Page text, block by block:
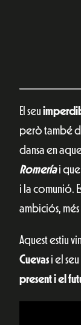
El seu
però també
dansa en
Romeríai que
i la comunió.
ambiciós,
Aquest estiu
Cuevas i el
present i el